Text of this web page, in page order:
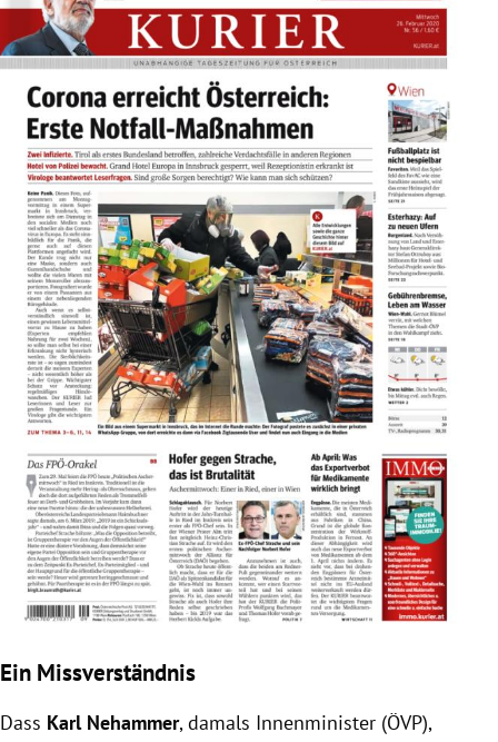
Ein Missverständnis
Dass Karl Nehammer, damals Innenminister (ÖVP),